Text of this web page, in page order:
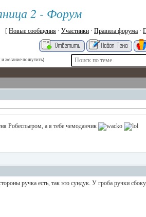
2 - Форум
[ Новые сообщения · Участники · Правила форума ·
желание пошутить)
Робеспьером, а я тебе чемоданчик
ручка есть, так это сундук. У гроба ручки